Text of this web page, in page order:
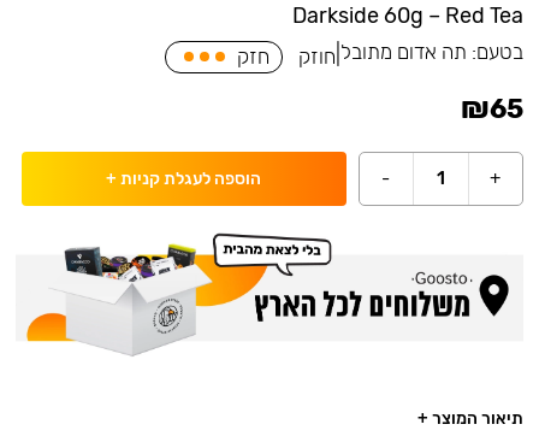
Darkside 60g – Red Tea
בטעם: תה אדום מתובל חוזק חזק
₪65
+
1
- הוספה לעגלת קניות +
תיאור המוצר +